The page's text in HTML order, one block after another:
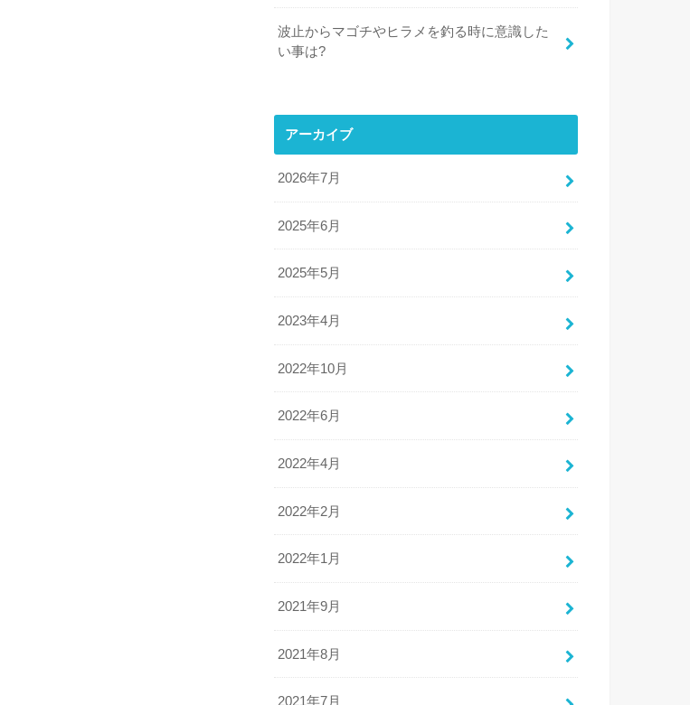
波止からマゴチやヒラメを釣る時に意識した
い事は?
アーカイブ
2026年7月
2025年6月
2025年5月
2023年4月
2022年10月
2022年6月
2022年4月
2022年2月
2022年1月
2021年9月
2021年8月
2021年7月